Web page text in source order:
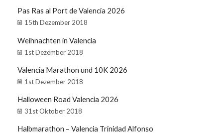
Pas Ras al Port de Valencia 2026
15th Dezember 2018
Weihnachten in Valencia
1st Dezember 2018
Valencia Marathon und 10K 2026
1st Dezember 2018
Halloween Road Valencia 2026
31st Oktober 2018
Halbmarathon – Valencia Trinidad Alfonso